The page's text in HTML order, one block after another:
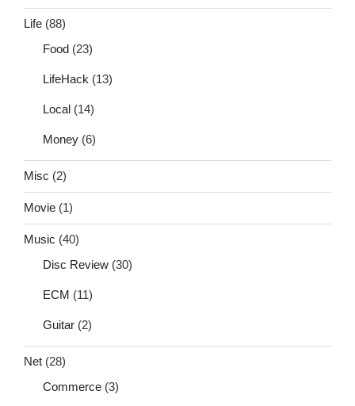
Life (88)
Food (23)
LifeHack (13)
Local (14)
Money (6)
Misc (2)
Movie (1)
Music (40)
Disc Review (30)
ECM (11)
Guitar (2)
Net (28)
Commerce (3)